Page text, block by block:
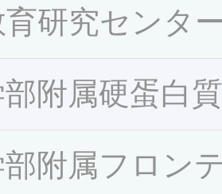
育研究センタ
附属硬蛋白
部附属フロン